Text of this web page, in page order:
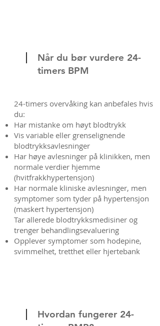
Når du bør vurdere 24-
timers BPM
24-timers overvåking kan anbefales hvis
du:
Har mistanke om høyt blodtrykk
Vis variable eller grenselignende
blodtrykksavlesninger
Har høye avlesninger på klinikken, men
normale verdier hjemme
(hvitfrakkhypertensjon)
Har normale kliniske avlesninger, men
symptomer som tyder på hypertensjon
(maskert hypertensjon)
Tar allerede blodtrykksmedisiner og
trenger behandlingsevaluering
Opplever symptomer som hodepine,
svimmelhet, tretthet eller hjertebank
Hvordan fungerer 24-